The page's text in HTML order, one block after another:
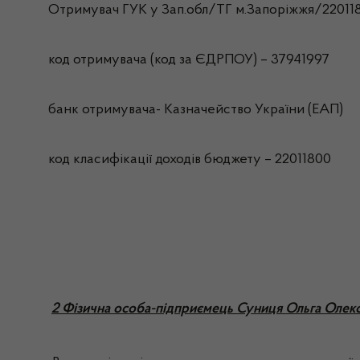
Отримувач ГУК у Зап.обл/ТГ м.Запорiжжя/
код отримувача (код за ЄДРПОУ) – 37941997
банк отримувача- Казначейство України (ЕАП)
код класифікації доходів бюджету – 22011800
2 Фізична особа-підприємець Суниця Ольга